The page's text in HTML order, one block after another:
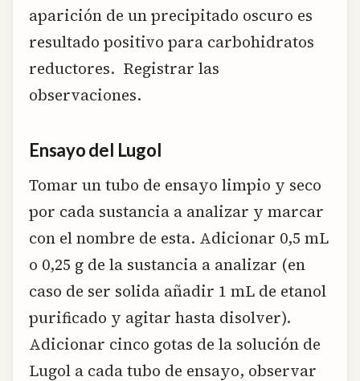
aparición de un precipitado oscuro es
resultado positivo para carbohidratos
reductores. Registrar las
observaciones.
Ensayo del Lugol
Tomar un tubo de ensayo limpio y seco
por cada sustancia a analizar y marcar
con el nombre de esta. Adicionar 0,5 mL
o 0,25 g de la sustancia a analizar (en
caso de ser solida añadir 1 mL de etanol
purificado y agitar hasta disolver).
Adicionar cinco gotas de la solución de
Lugol a cada tubo de ensayo, observar